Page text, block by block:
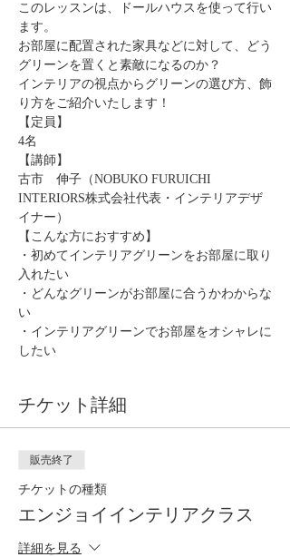
このレッスンは、ドールハウスを使って行い
ます。
お部屋に配置された家具などに対して、どう
グリーンを置くと素敵になるのか？
インテリアの視点からグリーンの選び方、飾
り方をご紹介いたします！
【定員】
4名
【講師】
古市　伸子（NOBUKO FURUICHI
INTERIORS株式会社代表・インテリアデザ
イナー）
【こんな方におすすめ】
・初めてインテリアグリーンをお部屋に取り
入れたい
・どんなグリーンがお部屋に合うかわからな
い
・インテリアグリーンでお部屋をオシャレに
したい
チケット詳細
販売終了
チケットの種類
エンジョイインテリアクラス
詳細を見る